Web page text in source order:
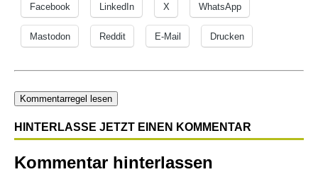
Facebook LinkedIn X WhatsApp
Mastodon Reddit E-Mail Drucken
Kommentarregel lesen
HINTERLASSE JETZT EINEN KOMMENTAR
Kommentar hinterlassen